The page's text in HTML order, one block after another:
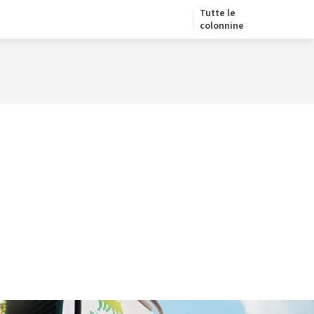
Tutte le
colonnine